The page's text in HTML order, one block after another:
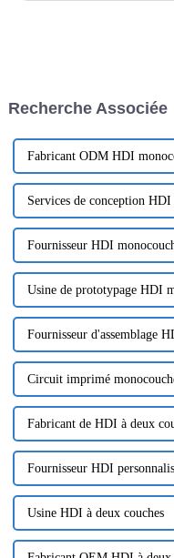
Recherche Associée
Fabricant ODM HDI
Services de conception HDI
Fournisseur HDI
Usine de prototypage HDI
Fournisseur d'assemblage
Circuit imprimé
Fabricant de HDI à deux
Fournisseur HDI
Usine HDI à deux couches